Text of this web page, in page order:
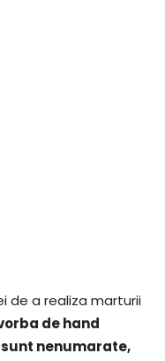
de a realiza marturii
de hand
nenumarate,